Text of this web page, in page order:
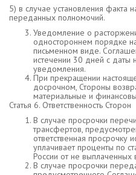
5) в случае установления факта
переданных полномочий.
Уведомление о
одностороннем порядке
письменном виде.
истечении 30 дней с даты
уведомления.
При прекращении
досрочном, Стороны
материальные и
Статья 6. Ответственность Сторон
В случае просрочки
трансфертов,
ответственная просрочку
уплачивает проценты по
России от не выплаченных
В случае просрочки